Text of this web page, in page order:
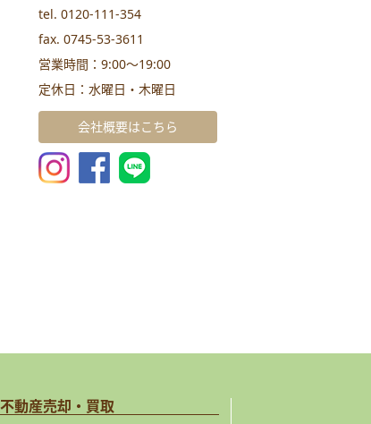
tel. 0120-111-354
fax. 0745-53-3611
営業時間：9:00～19:00
定休日：水曜日・木曜日
会社概要はこちら
不動産売却・買取